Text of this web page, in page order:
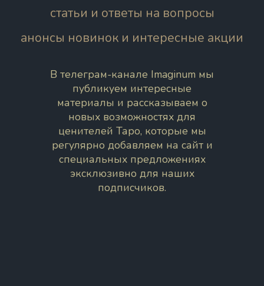
статьи и ответы на вопросы
анонсы новинок и интересные акции
В телеграм-канале Imaginum мы
публикуем интересные
материалы и рассказываем о
новых возможностях для
ценителей Таро, которые мы
регулярно добавляем на сайт и
специальных предложениях
эксклюзивно для наших
подписчиков.